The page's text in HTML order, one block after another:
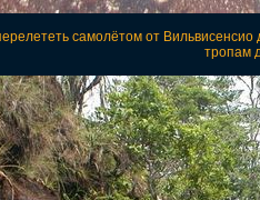
самолётом от
тропам